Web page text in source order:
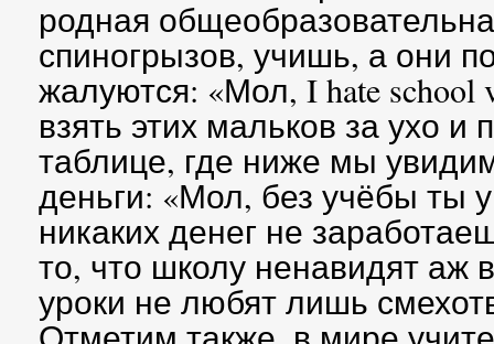
родная
спиногрызов, учишь, а они
жалуются: «Мол, I hate school
взять этих мальков за ухо и
таблице, где ниже мы
деньги: «Мол, без учёбы ты
никаких денег не
то, что школу ненавидят аж
уроки не любят лишь